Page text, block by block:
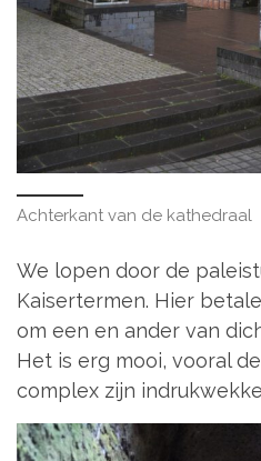
Achterkant van de kathedraal
We lopen door de
Kaisertermen. Hier
om een en ander van
Het is erg mooi, vooral
complex zijn